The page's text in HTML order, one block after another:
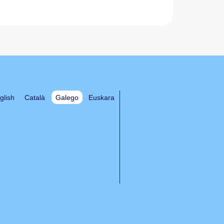
Català Galego Euskara